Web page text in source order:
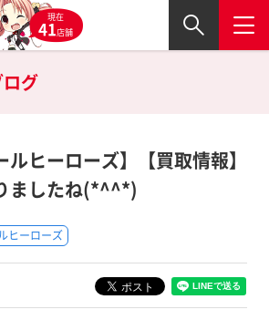
現在
41店舗
グ
ルヒーローズ】【買取情報】
ましたね(*^^*)
ヒーローズ